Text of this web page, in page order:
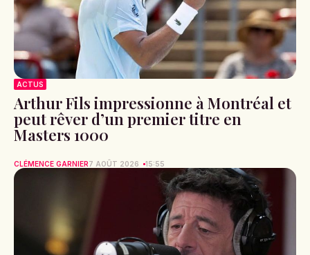
ACTUS
Arthur Fils impressionne à Montréal et
peut rêver d’un premier titre en
Masters 1000
CLÉMENCE GARNIER7 AOÛT 2026 15:55